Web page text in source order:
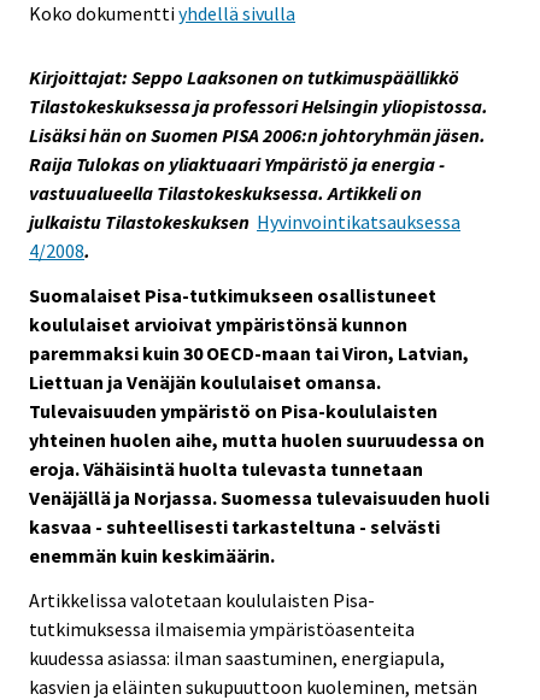
Koko dokumenttiyhdellä sivulla
Kirjoittajat: Seppo Laaksonen on tutkimuspäällikkö
Tilastokeskuksessa ja professori Helsingin yliopistossa.
Lisäksi hän on Suomen PISA 2006:n johtoryhmän jäsen.
Raija Tulokas on yliaktuaari Ympäristö ja energia -
vastuualueella Tilastokeskuksessa. Artikkeli on
julkaistu Tilastokeskuksen Hyvinvointikatsauksessa
4/2008.
Suomalaiset Pisa-tutkimukseen osallistuneet
koululaiset arvioivat ympäristönsä kunnon
paremmaksi kuin 30 OECD-maan tai Viron, Latvian,
Liettuan ja Venäjän koululaiset omansa.
Tulevaisuuden ympäristö on Pisa-koululaisten
yhteinen huolen aihe, mutta huolen suuruudessa on
eroja. Vähäisintä huolta tulevasta tunnetaan
Venäjällä ja Norjassa. Suomessa tulevaisuuden huoli
kasvaa - suhteellisesti tarkasteltuna - selvästi
enemmän kuin keskimäärin.
Artikkelissa valotetaan koululaisten Pisa-
tutkimuksessa ilmaisemia ympäristöasenteita
kuudessa asiassa: ilman saastuminen, energiapula,
kasvien ja eläinten sukupuuttoon kuoleminen, metsän